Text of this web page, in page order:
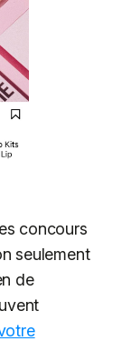
concours
seulement
de